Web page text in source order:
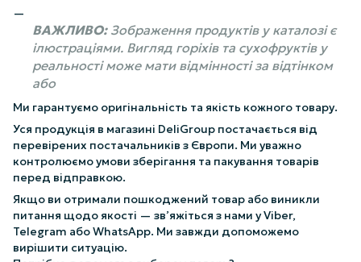
ВАЖЛИВО:Зображення продуктів у каталозі є
ілюстраціями. Вигляд горіхів та сухофруктів у
реальності може мати відмінності за відтінком
або
Ми гарантуємо оригінальність та якість кожного товару.
Уся продукція в магазині DeliGroup постачається від
перевірених постачальників з Європи. Ми уважно
контролюємо умови зберігання та пакування товарів
перед відправкою.
Якщо ви отримали пошкоджений товар або виникли
питання щодо якості — зв’яжіться з нами у Viber,
Telegram або WhatsApp. Ми завжди допоможемо
вирішити ситуацію.